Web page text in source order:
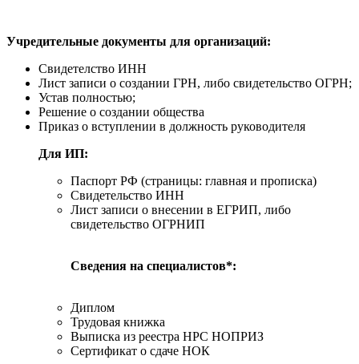
Учредительные документы для организаций:
Свидетелство ИНН
Лист записи о создании ГРН, либо свидетельство ОГРН;
Устав полностью;
Решение о создании общества
Приказ о вступлении в должность руководителя
Для ИП:
Паспорт РФ (страницы: главная и прописка)
Свидетельство ИНН
Лист записи о внесении в ЕГРИП, либо
свидетельство ОГРНИП
Сведения на специалистов*:
Диплом
Трудовая книжка
Выписка из реестра НРС НОПРИЗ
Сертификат о сдаче НОК